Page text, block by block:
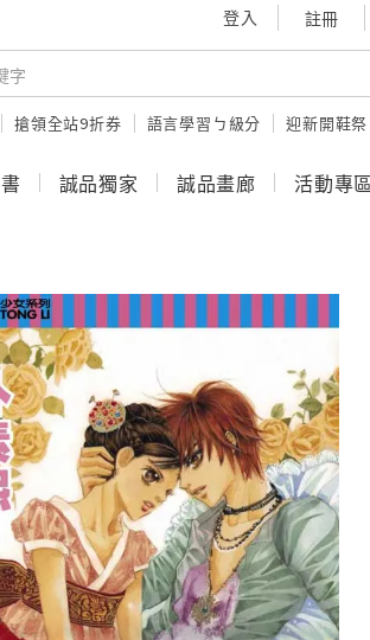
登入 註冊
搶領全站9折券 語言學習ㄅ級分 迎新開鞋祭
誠品獨家 誠品畫廊 活動專區